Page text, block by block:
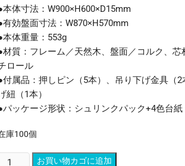
本体寸法：W900×H600×D15mm
有効盤面寸法：W870×H570mm
本体重量：553g
材質：フレーム／天然木、盤面／コルク、芯
ロール
付属品：押しピン（5本）、吊り下げ金具（
紐（1本）
パッケージ形状：シュリンクパック+4色台紙
庫100個
(業
お買い物カゴに追加